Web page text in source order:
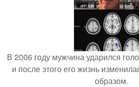
В 2006 году мужчина ударился
и после этого его жизнь
образом.